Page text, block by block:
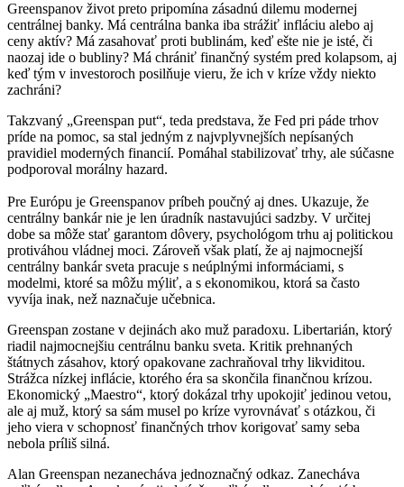
Greenspanov život preto pripomína zásadnú dilemu modernej
centrálnej banky. Má centrálna banka iba strážiť infláciu alebo aj
ceny aktív? Má zasahovať proti bublinám, keď ešte nie je isté, či
naozaj ide o bubliny? Má chrániť finančný systém pred kolapsom, aj
keď tým v investoroch posilňuje vieru, že ich v kríze vždy niekto
zachráni?
Takzvaný „Greenspan put“, teda predstava, že Fed pri páde trhov
príde na pomoc, sa stal jedným z najvplyvnejších nepísaných
pravidiel moderných financií. Pomáhal stabilizovať trhy, ale súčasne
podporoval morálny hazard.
Pre Európu je Greenspanov príbeh poučný aj dnes. Ukazuje, že
centrálny bankár nie je len úradník nastavujúci sadzby. V určitej
dobe sa môže stať garantom dôvery, psychológom trhu aj politickou
protiváhou vládnej moci. Zároveň však platí, že aj najmocnejší
centrálny bankár sveta pracuje s neúplnými informáciami, s
modelmi, ktoré sa môžu mýliť, a s ekonomikou, ktorá sa často
vyvíja inak, než naznačuje učebnica.
Greenspan zostane v dejinách ako muž paradoxu. Libertarián, ktorý
riadil najmocnejšiu centrálnu banku sveta. Kritik prehnaných
štátnych zásahov, ktorý opakovane zachraňoval trhy likviditou.
Strážca nízkej inflácie, ktorého éra sa skončila finančnou krízou.
Ekonomický „Maestro“, ktorý dokázal trhy upokojiť jedinou vetou,
ale aj muž, ktorý sa sám musel po kríze vyrovnávať s otázkou, či
jeho viera v schopnosť finančných trhov korigovať samy seba
nebola príliš silná.
Alan Greenspan nezanecháva jednoznačný odkaz. Zanecháva